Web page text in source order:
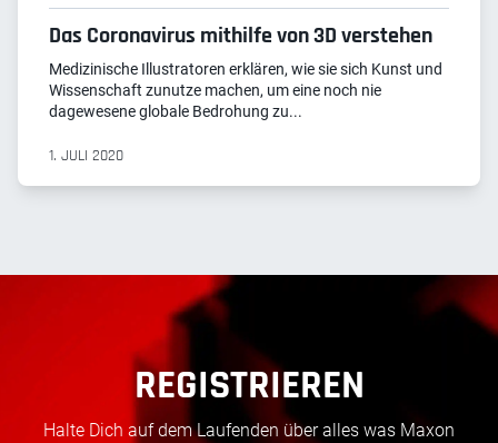
Das Coronavirus mithilfe von 3D verstehen
Medizinische Illustratoren erklären, wie sie sich Kunst und
Wissenschaft zunutze machen, um eine noch nie
dagewesene globale Bedrohung zu...
1. JULI 2020
REGISTRIEREN
Halte Dich auf dem Laufenden über alles was Maxon